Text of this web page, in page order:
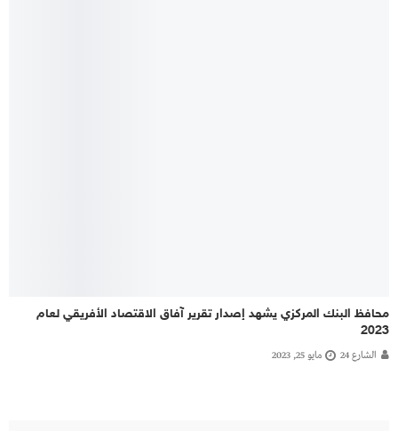
محافظ البنك المركزي يشهد إصدار تقرير آفاق الاقتصاد الأفريقي لعام
2023
الشارع 24 مايو 25, 2023